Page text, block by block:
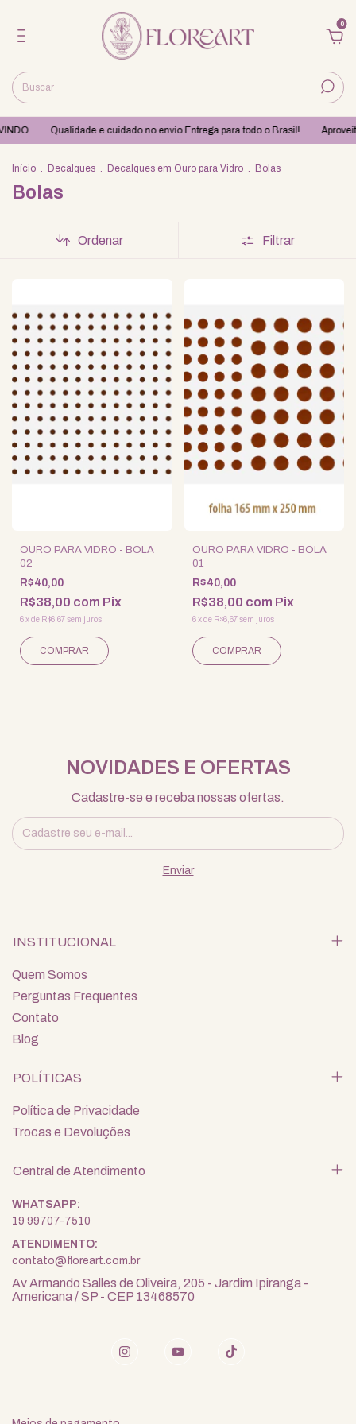
0
Qualidade e cuidado no envio Entrega para todo o Brasil!
Início . Decalques . Decalques em Ouro para Vidro . Bolas
Bolas
Ordenar Filtrar
OURO PARA VIDRO - BOLA
02
R$40,00
R$38,00 com Pix
6xde R$6,67sem juros
OURO PARA VIDRO - BOLA
01
R$40,00
R$38,00 com Pix
6 xde R$6,67 sem juros
NOVIDADES E OFERTAS
Cadastre-se e receba nossas ofertas.
INSTITUCIONAL
Quem Somos
Perguntas Frequentes
Contato
Blog
POLÍTICAS
Política de Privacidade
Trocas e Devoluções
Central de Atendimento
19 99707-7510
contato@floreart.com.br
Av Armando Salles de Oliveira, 205 - Jardim Ipiranga -
Americana / SP - CEP 13468570